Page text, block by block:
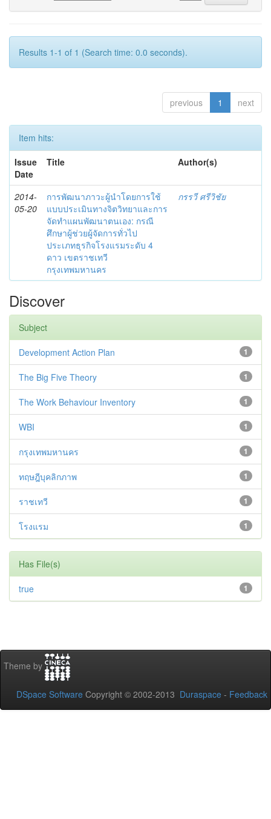
Results 1-1 of 1 (Search time: 0.0 seconds).
previous 1 next
Item hits:
Issue
Date
Title Author(s)
2014-
05-20
การพัฒนาภาวะผู้นำโดยการใช้
แบบประเมินทางจิตวิทยาและการ
จัดทำแผนพัฒนาตนเอง: กรณี
ศึกษาผู้ช่วยผู้จัดการทั่วไป
ประเภทธุรกิจโรงแรมระดับ 4
ดาว เขตราชเทวี
กรุงเทพมหานคร
กรรวี ศรีวิชัย
Discover
Subject
1
Development Action Plan
1
The Big Five Theory
1
The Work Behaviour Inventory
1
WBI
1
กรุงเทพมหานคร
1
ทฤษฎีบุคลิกภาพ
1
ราชเทวี
1
โรงแรม
Has File(s)
1
true
Theme by
DSpace Software Copyright © 2002-2013 Duraspace - Feedback